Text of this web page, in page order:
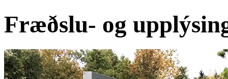
Fræðslu- og